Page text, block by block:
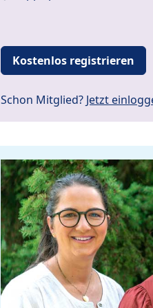
Kostenlos registrieren
Schon Mitglied? Jetzt